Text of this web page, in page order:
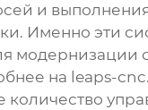
и
Именно эти
модернизации
на leaps-
количество